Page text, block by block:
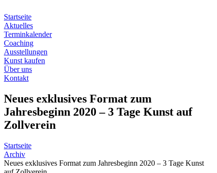
Inhalt
springen
Startseite
Aktuelles
Terminkalender
Coaching
Ausstellungen
Kunst kaufen
Über uns
Kontakt
Neues exklusives Format zum
Jahresbeginn 2020 – 3 Tage Kunst auf
Zollverein
Startseite
Archiv
Neues exklusives Format zum Jahresbeginn 2020 – 3 Tage Kunst